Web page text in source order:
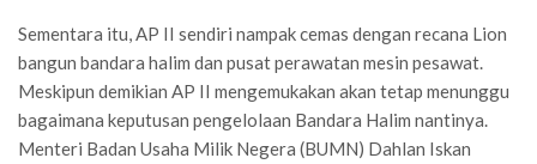
Sementara itu, AP II sendiri nampak cemas dengan recana Lion
bangun bandara halim dan pusat perawatan mesin pesawat.
Meskipun demikian AP II mengemukakan akan tetap menunggu
bagaimana keputusan pengelolaan Bandara Halim nantinya.
Menteri Badan Usaha Milik Negera (BUMN) Dahlan Iskan